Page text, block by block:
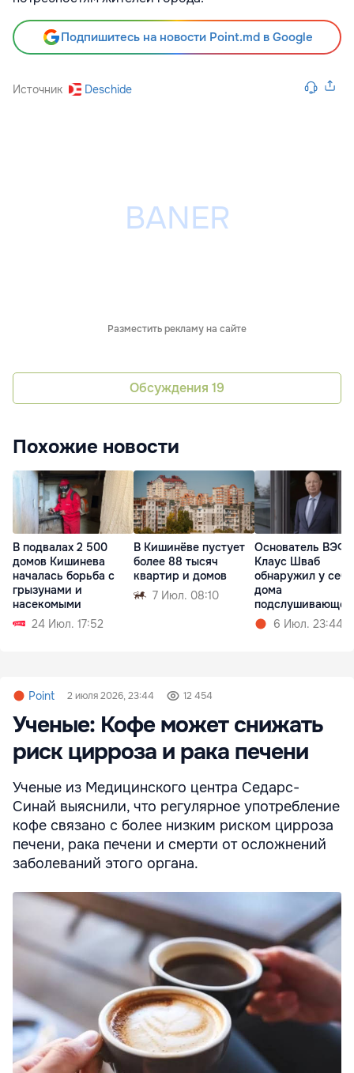
Подпишитесь на новости Point.md в Google
Источник Deschide
Разместить рекламу на сайте
Обсуждения 19
Похожие новости
В подвалах 2 500
домов Кишинева
началась борьба с
грызунами и
насекомыми
24 Июл. 17:52
В Кишинёве пустует
более 88 тысяч
квартир и домов
7 Июл. 08:10
Основатель ВЭФ
Клаус Шваб
обнаружил у себя
дома
подслушивающее
устройство
6 Июл. 23:44
Point 2 июля 2026, 23:44 12 454
Ученые: Кофе может снижать
риск цирроза и рака печени
Ученые из Медицинского центра Седарс-
Синай выяснили, что регулярное употребление
кофе связано с более низким риском цирроза
печени, рака печени и смерти от осложнений
заболеваний этого органа.